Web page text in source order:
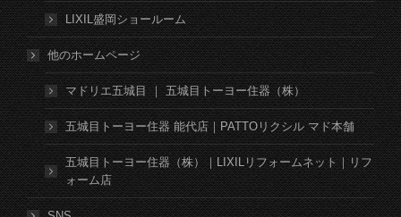
LIXIL盛岡ショールーム
他のホームページ
マドリエ五城目 ｜ 五城目トーヨー住器（株）
五城目トーヨー住器 能代店｜PATTOリクシル マド本舗
五城目トーヨー住器（株）｜LIXILリフォームネット｜リフ
ォーム店